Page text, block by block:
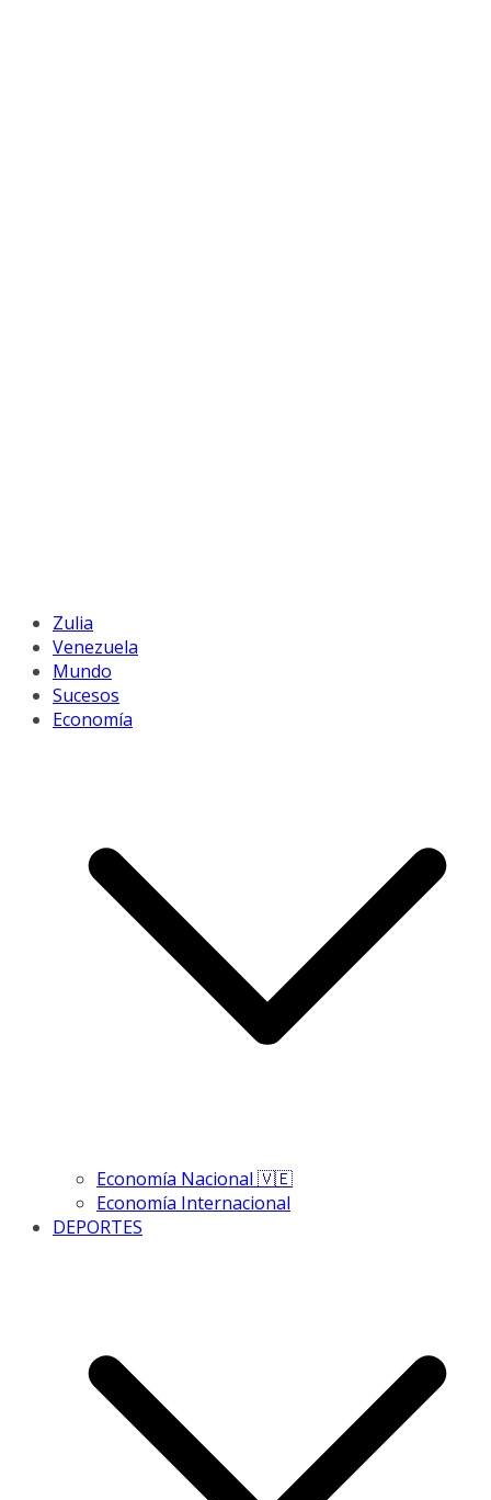
Zulia
Venezuela
Mundo
Sucesos
Economía
Economía Nacional 🇻🇪
Economía Internacional
DEPORTES